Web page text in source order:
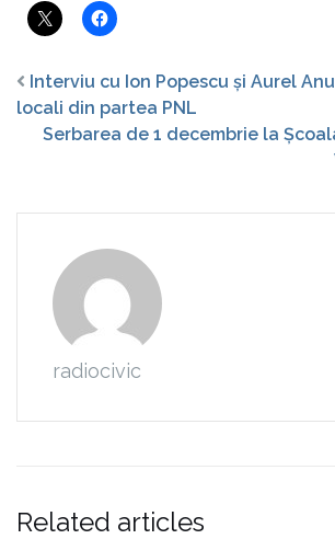
Interviu cu Ion Popescu și Aurel
locali din partea PNL
Serbarea de 1 decembrie la
radiocivic
Related articles